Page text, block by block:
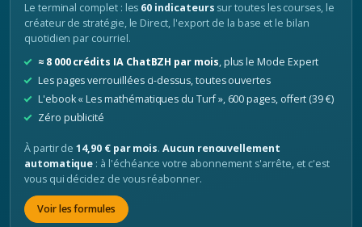
Le terminal complet : les 60 indicateurs sur toutes les courses, le
créateur de stratégie, le Direct, l'export de la base et le bilan
quotidien par courriel.
≈ 8 000 crédits IA ChatBZH par mois, plus le Mode Expert
Les pages verrouillées ci-dessus, toutes ouvertes
L'ebook « Les mathématiques du Turf », 600 pages, offert (39 €)
Zéro publicité
À partir de14,90 € par mois.Aucun renouvellement
automatique : à l'échéance votre abonnement s'arrête, et c'est
vous qui décidez de vous réabonner.
Voir les formules